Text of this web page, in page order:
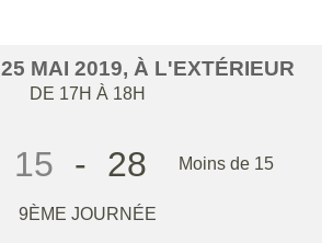
25 MAI 2019, À L'EXTÉRIEUR
DE 17H À 18H
15 - 28 Moins de 15
9ÈME JOURNÉE